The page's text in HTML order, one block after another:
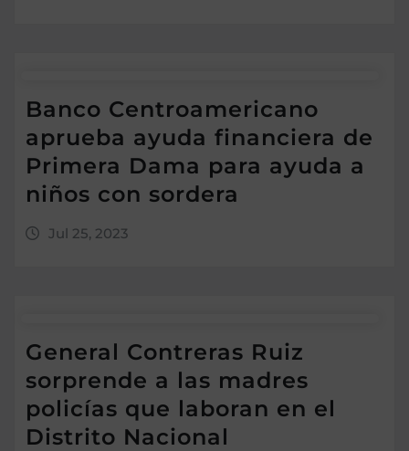
Banco Centroamericano
aprueba ayuda financiera de
Primera Dama para ayuda a
niños con sordera
Jul 25, 2023
General Contreras Ruiz
sorprende a las madres
policías que laboran en el
Distrito Nacional